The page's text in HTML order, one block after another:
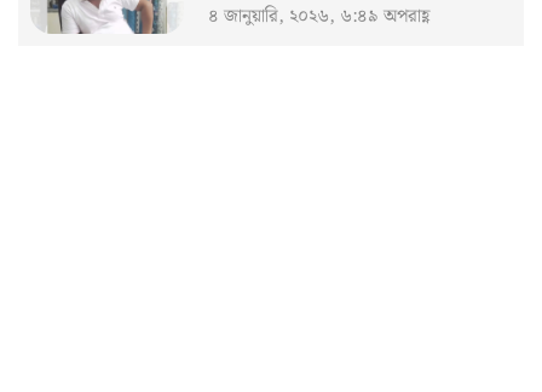
৪ জানুয়ারি, ২০২৬, ৬:৪৯ অপরাহ্ণ